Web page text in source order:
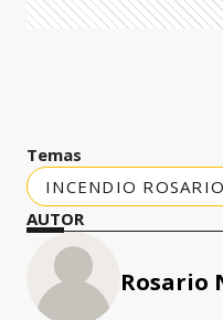
Temas
INCENDIO ROSARIO
AUTOR
Rosario